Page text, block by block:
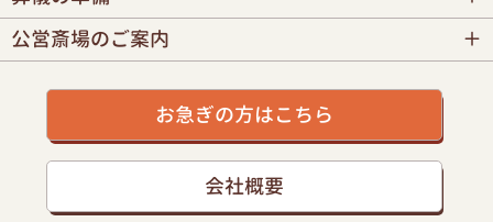
公営斎場のご案内
お急ぎの方はこちら
会社概要